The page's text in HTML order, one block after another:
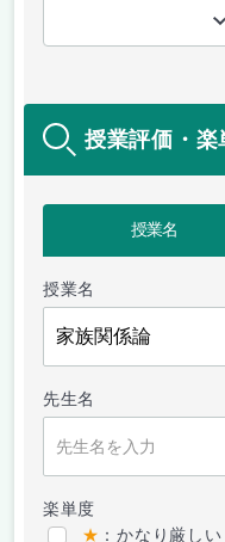
授業評価・楽
授業名
授業名
先生名
楽単度
★ ：かなり厳しい